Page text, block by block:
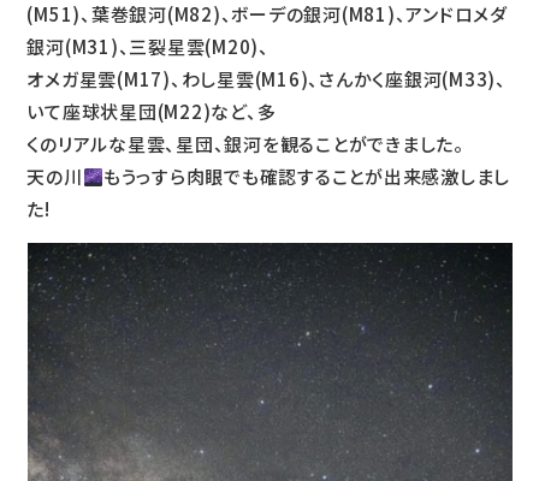
(M51)、葉巻銀河(M82)、ボーデの銀河(M81)、アンドロメダ
銀河(M31)、三裂星雲(M20)、
オメガ星雲(M17)、わし星雲(M16)、さんかく座銀河(M33)、
いて座球状星団(M22)など、多
くのリアルな星雲、星団、銀河を観ることができました。
天の川
もうっすら肉眼でも確認することが出来感激しまし
た!